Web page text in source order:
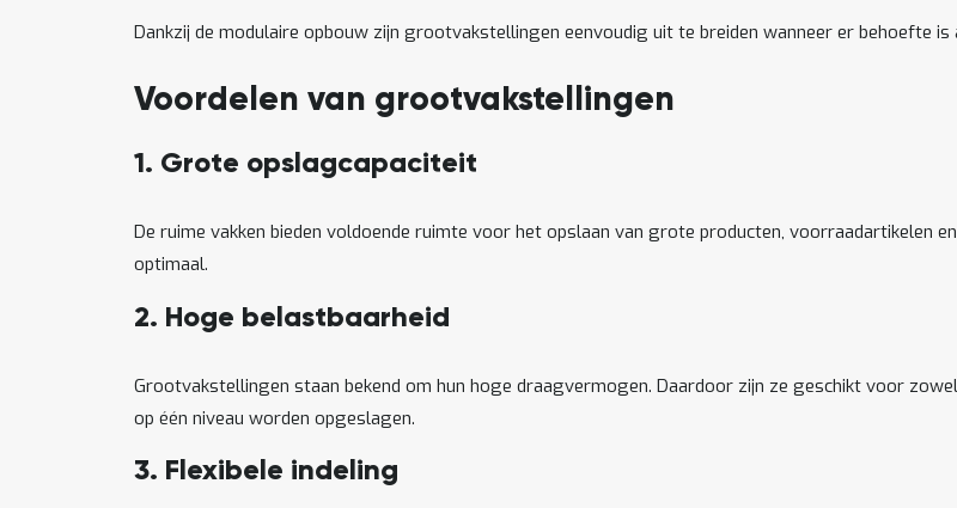
Dankzij de modulaire opbouw zijn grootvakstellingen eenvoudig uit te breiden wanneer er behoefte is
Voordelen van grootvakstellingen
1. Grote opslagcapaciteit
De ruime vakken bieden voldoende ruimte voor het opslaan van grote producten, voorraadartikelen
optimaal.
2. Hoge belastbaarheid
Grootvakstellingen staan bekend om hun hoge draagvermogen. Daardoor zijn ze geschikt voor
op één niveau worden opgeslagen.
3. Flexibele indeling